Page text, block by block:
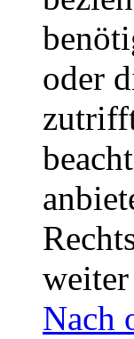
oder
Nach